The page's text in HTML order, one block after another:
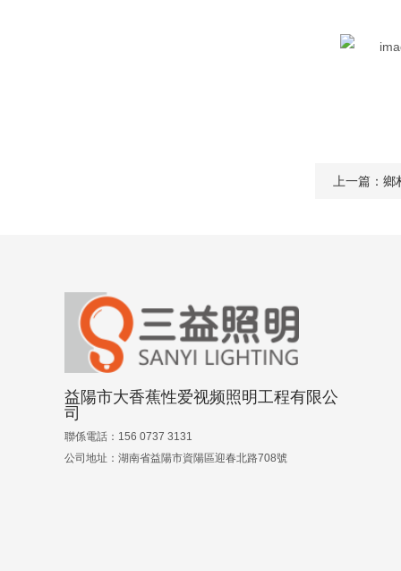
上一篇
益陽市大香蕉性爱视频照明工程有限公
司
聯係電話：156 0737 3131
公司地址：湖南省益陽市資陽區迎春北路708號